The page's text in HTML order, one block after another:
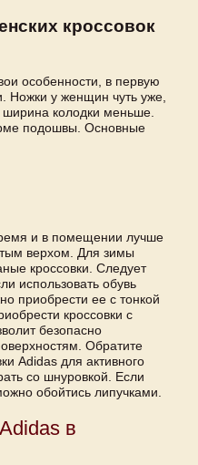
кроссовок
особенности, в первую
Ножки у женщин чуть уже,
ширина колодки меньше.
подошвы. Основные
и в помещении лучше
верхом. Для зимы
кроссовки. Следует
использовать обувь
приобрести ее с тонкой
кроссовки с
безопасно
Обратите
Adidas для активного
со шнуровкой. Если
обойтись липучками.
в